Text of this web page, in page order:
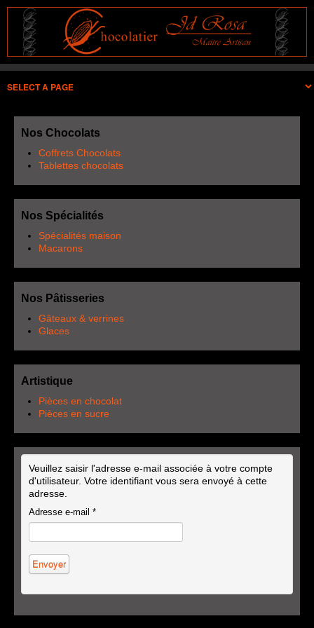
Nos Chocolats
Coffrets Chocolats
Tablettes chocolats
Nos Spécialités
Spécialités maison
Macarons
Nos Pâtisseries
Gâteaux & verrines
Glaces
Artistique
Pièces en chocolat
Pièces en sucre
Veuillez saisir l'adresse e-mail associée à votre compte
d'utilisateur. Votre identifiant vous sera envoyé à cette
adresse.
Adresse e-mail *
Envoyer